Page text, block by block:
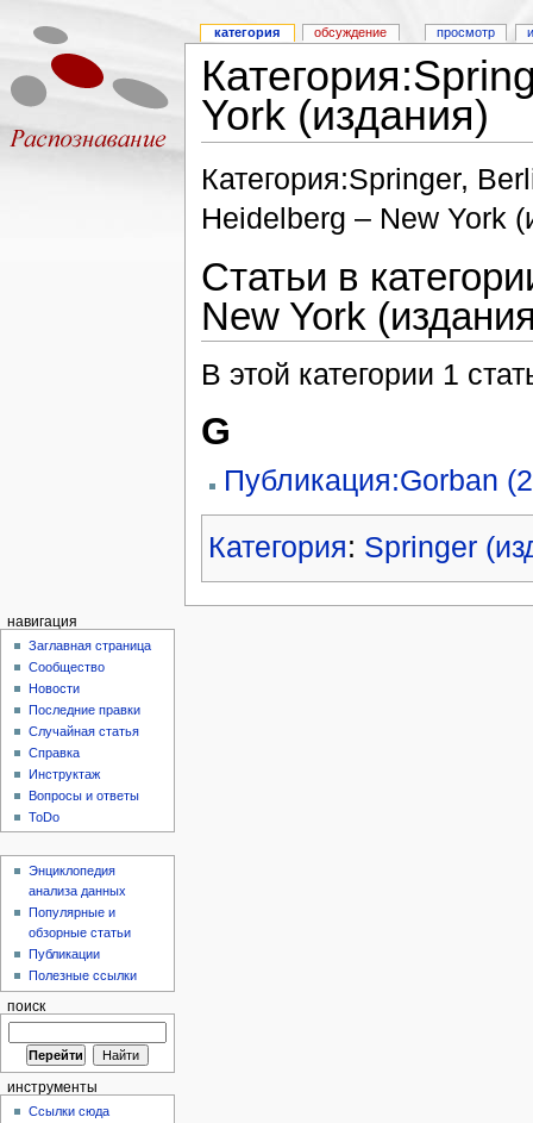
York (издания)
Категория:Springer,
Heidelberg – New York
Статьи в
New York
В этой категории 1
G
Публикация:Gorban
Категория: Springer
категория обсуждение просмотр
навигация
Заглавная страница
Сообщество
Новости
Последние правки
Случайная статья
Справка
Инструктаж
Вопросы и ответы
ToDo
Энциклопедия
анализа данных
Популярные и
обзорные статьи
Публикации
Полезные ссылки
поиск
инструменты
Ссылки сюда